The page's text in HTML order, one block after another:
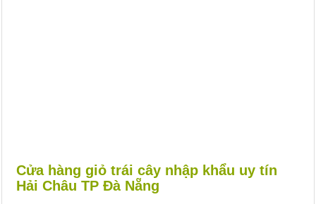
Cửa hàng giỏ trái cây nhập khẩu uy tín
Hải Châu TP Đà Nẵng